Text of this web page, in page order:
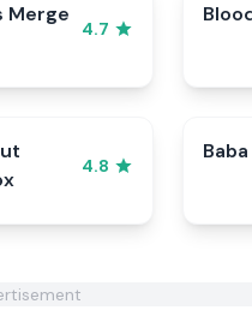
Merge
4.7
4.8